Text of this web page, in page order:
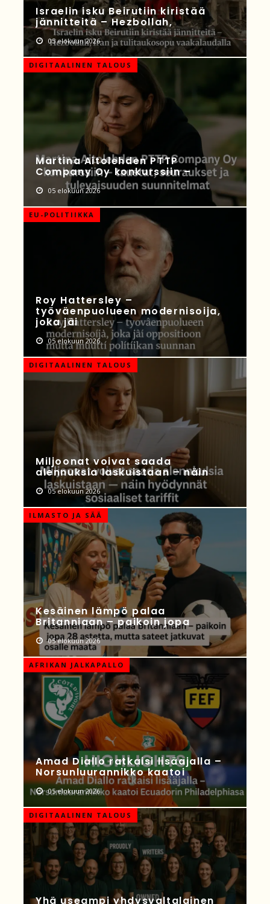
Israelin isku Beirutiin kiristää
jännitteitä – Hezbollah,
05 elokuun 2026
DIGITAALINEN TALOUS
Martina Aitolehden PTTP
Company Oy konkurssiin –
05 elokuun 2026
EU-POLITIIKKA
Roy Hattersley –
työväenpuolueen modernisoija,
joka jäi
05 elokuun 2026
DIGITAALINEN TALOUS
Miljoonat voivat saada
alennuksia laskuistaan – näin
05 elokuun 2026
ILMASTO JA SÄÄ
Kesäinen lämpö palaa
Britanniaan – paikoin jopa
05 elokuun 2026
AFRIKAN JALKAPALLO
Amad Diallo ratkaisi lisäajalla –
Norsunluurannikko kaatoi
05 elokuun 2026
DIGITAALINEN TALOUS
Yhä useampi yhdysvaltalainen